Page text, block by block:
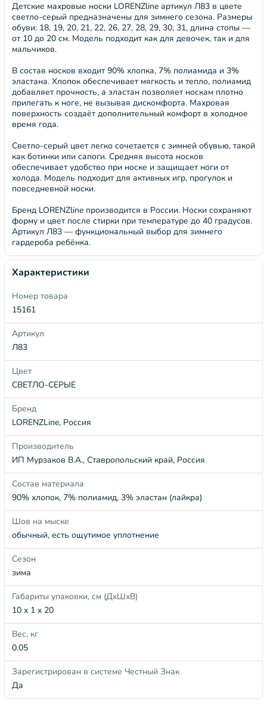
Детские махровые носки LORENZline артикул Л83 в цвете
светло-серый предназначены для зимнего сезона. Размеры
обуви: 18, 19, 20, 21, 22, 26, 27, 28, 29, 30, 31, длина стопы —
от 10 до 20 см. Модель подходит как для девочек, так и для
мальчиков.
В состав носков входит 90% хлопка, 7% полиамида и 3%
эластана. Хлопок обеспечивает мягкость и тепло, полиамид
добавляет прочность, а эластан позволяет носкам плотно
прилегать к ноге, не вызывая дискомфорта. Махровая
поверхность создаёт дополнительный комфорт в холодное
время года.
Светло-серый цвет легко сочетается с зимней обувью, такой
как ботинки или сапоги. Средняя высота носков
обеспечивает удобство при носке и защищает ноги от
холода. Модель подходит для активных игр, прогулок и
повседневной носки.
Бренд LORENZline производится в России. Носки сохраняют
форму и цвет после стирки при температуре до 40 градусов.
Артикул Л83 — функциональный выбор для зимнего
гардероба ребёнка.
Характеристики
Номер товара
15161
Артикул
Л83
Цвет
СВЕТЛО-СЕРЫЕ
Бренд
LORENZLine, Россия
Производитель
ИП Мурзаков В.А., Ставропольский край, Россия
Состав материала
90% хлопок, 7% полиамид, 3% эластан (лайкра)
Шов на мыске
обычный, есть ощутимое уплотнение
Сезон
зима
Габариты упаковки, см (ДхШхВ)
10 x 1 x 20
Вес, кг
0.05
Зарегистрирован в системе Честный Знак
Да